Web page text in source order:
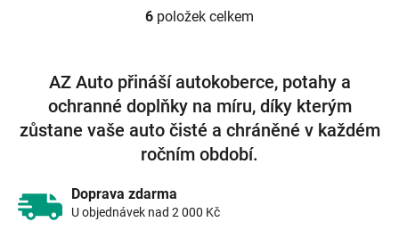
O
á
d
a
c
í
p
k
6 položek celkem
AZ Auto přináší autokoberce, potahy a
ochranné doplňky na míru, díky kterým
zůstane vaše auto čisté a chráněné v každém
ročním období.
Doprava zdarma
U objednávek nad 2 000 Kč